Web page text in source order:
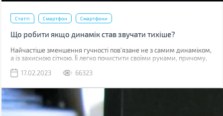
Статті Смартфон Смартфони
Що робити якщо динамік став звучати тихіше?
Найчастіше зменшення гучності пов'язане не з самим динаміком,
а із захисною сіткою. Її легко почистити своїми руками, причому,
17.02.2023
66323